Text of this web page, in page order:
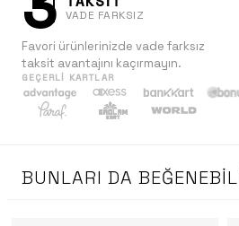
VADE FARKSIZ
Favori ürünlerinizde vade farksız
taksit avantajını kaçırmayın.
GEÇERLI KARTLAR
BUNLARI DA